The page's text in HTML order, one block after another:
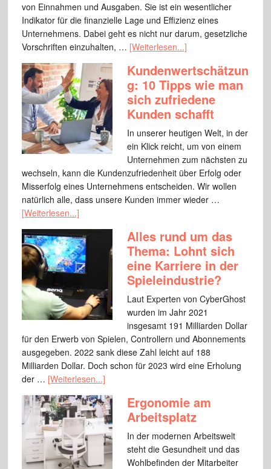
von Einnahmen und Ausgaben. Sie ist ein wesentlicher
Indikator für die finanzielle Lage und Effizienz eines
Unternehmens. Dabei geht es nicht nur darum, gesetzliche
Vorschriften einzuhalten, … [Weiterlesen...]
Kundenwertschätzun
g: 10 Tipps wie man
sich zufriedene
Kunden schafft
In unserer heutigen Welt, in der
ein Klick reicht, um von einem
Unternehmen zum nächsten zu
wechseln, kann die Kundenzufriedenheit über Erfolg oder
Misserfolg eines Unternehmens entscheiden. Wir wollen
natürlich alle, dass unsere Kunden immer wieder …
[Weiterlesen...]
Alles rund um das
Thema: Lohnt sich
eine Karriere in der
Spieleindustrie?
Laut Experten von CyberGhost
wurden im Jahr 2021
insgesamt 191 Milliarden Dollar
für den Erwerb von Spielen, Controllern und Abonnements
ausgegeben. 2022 sank diese Zahl leicht auf 188
Milliarden Dollar. Doch schon für 2023 wird eine Erholung
der … [Weiterlesen...]
Ergonomie am
Arbeitsplatz
In der modernen Arbeitswelt
steht die Gesundheit und das
Wohlbefinden der Mitarbeiter